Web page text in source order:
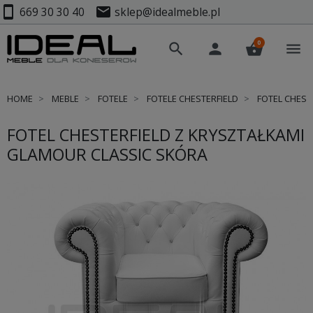
smartphone 669 30 30 40 mail sklep@idealmeble.pl
search person shopping_basket
0 menu
HOME MEBLE FOTELE FOTELE CHESTERFIELD FOTEL
FOTEL CHESTERFIELD Z KRYSZTAŁKAMI
GLAMOUR CLASSIC SKÓRA